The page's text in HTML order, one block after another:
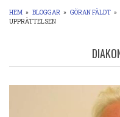
LÄNKSTIG
HEM » BLOGGAR » GÖRAN FÄLDT »
UPPRÄTTELSEN